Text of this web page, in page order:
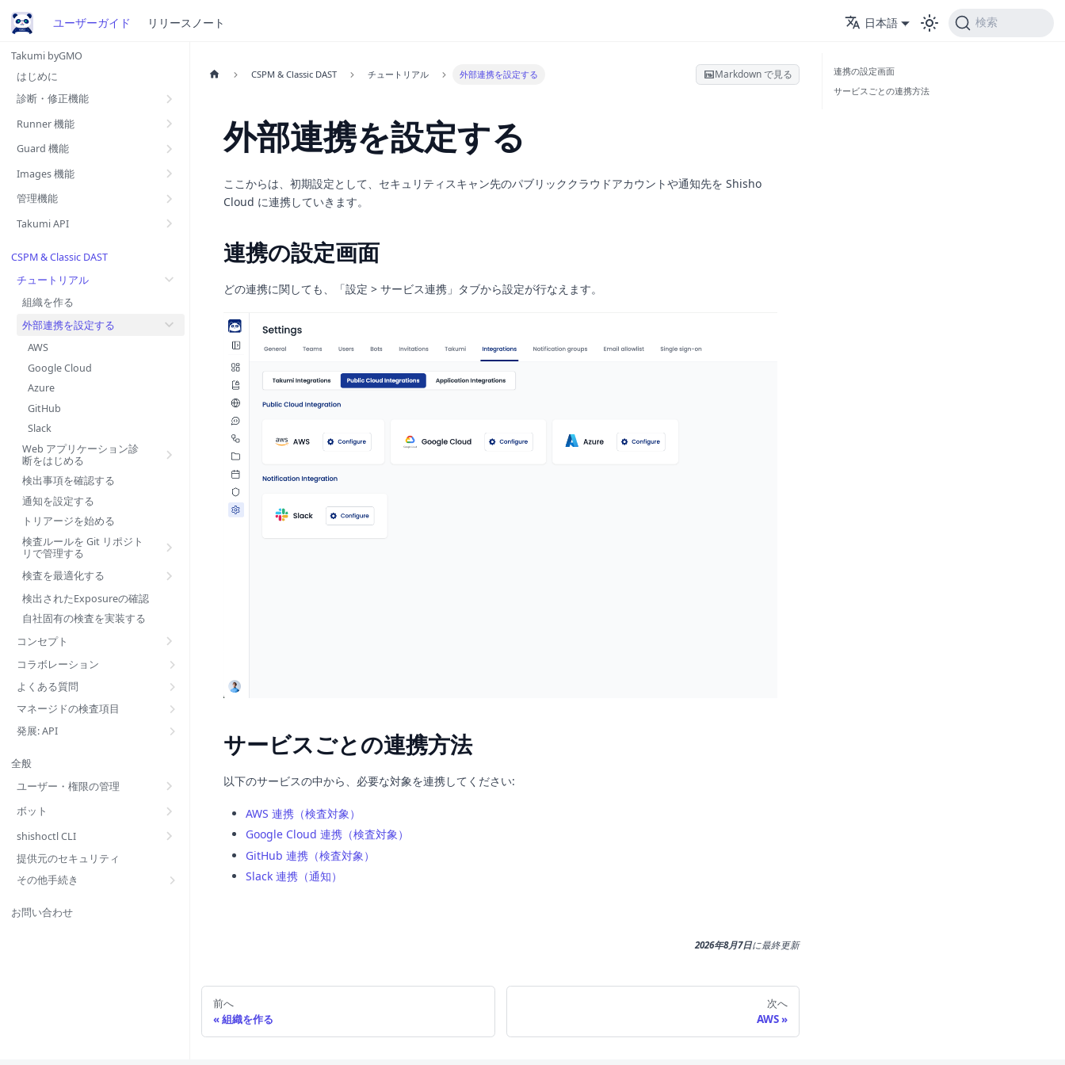
ユーザーガイド リリースノート 日本語 検索
Takumi byGMO
はじめに
診断・修正機能
Runner 機能
Guard 機能
Images 機能
管理機能
Takumi API
CSPM & Classic DAST
チュートリアル
組織を作る
外部連携を設定する
AWS
Google Cloud
Azure
GitHub
Slack
Web アプリケーション診
断をはじめる
検出事項を確認する
通知を設定する
トリアージを始める
検査ルールを Git リポジト
リで管理する
検査を最適化する
検出されたExposureの確認
自社固有の検査を実装する
コンセプト
コラボレーション
よくある質問
マネージドの検査項目
発展: API
全般
ユーザー・権限の管理
ボット
shishoctl CLI
提供元のセキュリティ
その他手続き
お問い合わせ
CSPM & Classic DAST チュートリアル 外部連携を設定する Markdown で見る
外部連携を設定する
ここからは、初期設定として、セキュリティスキャン先のパブリッククラウドアカウントや通知先を Shisho
Cloud に連携していきます。
連携の設定画面
どの連携に関しても、「設定 > サービス連携」タブから設定が行なえます。
サービスごとの連携方法
以下のサービスの中から、必要な対象を連携してください:
AWS 連携（検査対象）
Google Cloud 連携（検査対象）
GitHub 連携（検査対象）
Slack 連携（通知）
2026年8月7日に最終更新
前へ
組織を作る
次へ
AWS
連携の設定画面
サービスごとの連携方法